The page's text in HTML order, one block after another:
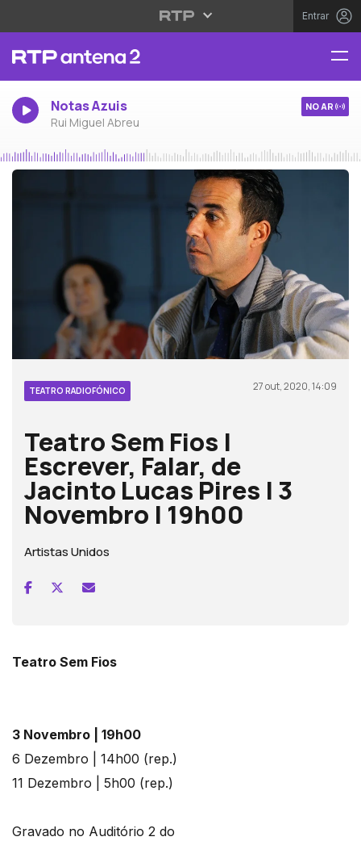
Entrar
Notas Azuis
Rui Miguel Abreu
NO AR
TEATRO RADIOFÓNICO 27 out, 2020, 14:09
Teatro Sem Fios |
Escrever, Falar, de
Jacinto Lucas Pires | 3
Novembro | 19h00
Artistas Unidos
Teatro Sem Fios
3 Novembro | 19h00
6 Dezembro | 14h00 (rep.)
11 Dezembro | 5h00 (rep.)
Gravado no Auditório 2 do